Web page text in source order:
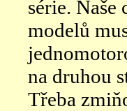
série.
modelů
na druhou
Třeba